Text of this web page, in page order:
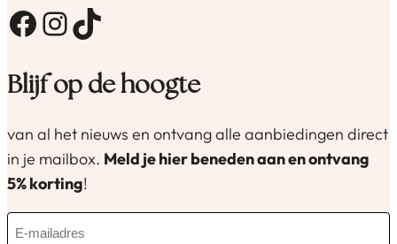
Facebook InstagramTikTok
Blijf op de hoogte
van al het nieuws en ontvang alle aanbiedingen direct
in je mailbox. Meld je hier beneden aan en ontvang
5% korting!
E